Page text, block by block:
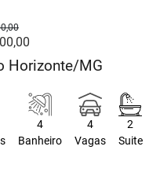
Horizonte/MG
4
Banheiro
4
Vagas
2
Suite